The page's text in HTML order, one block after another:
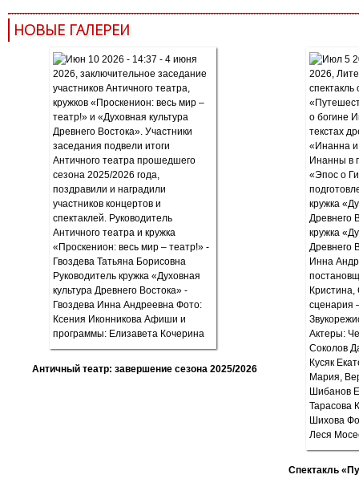
НОВЫЕ ГАЛЕРЕИ
Античный театр: завершение сезона 2025/2026
Спектакль